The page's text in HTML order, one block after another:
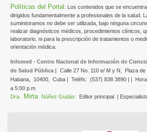
Políticas del Portal . Los contenidos que se
dirigidos fundamentalmente a profesionales de la salud.
suministramos no debe ser utilizada, bajo ninguna
realizar diagnósticos médicos, procedimientos clínicos,
laboratorio, ni para la prescripción de tratamientos o
orientación médica.
Infomed - Centro Nacional de Información de
de Salud Pública | Calle 27 No. 110 e/ M y N, Plaza de
Habana, 10400, Cuba | Teléfs: (537) 838 3890 | |
a 5:00 p.m
Dra.
Mirta Núñez Gudás: Editor principal |